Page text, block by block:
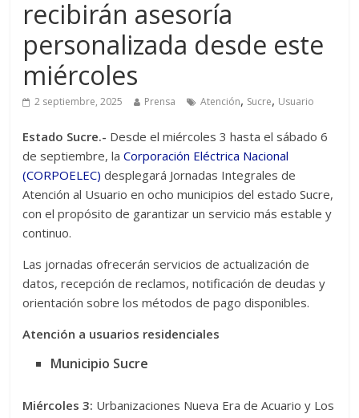
recibirán asesoría
personalizada desde este
miércoles
2 septiembre, 2025 Prensa Atención, Sucre, Usuario
Estado Sucre.- Desde el miércoles 3 hasta el sábado 6
de septiembre, laCorporación Eléctrica Nacional
(CORPOELEC)desplegará Jornadas Integrales de
Atención al Usuario en ocho municipios del estado Sucre,
con el propósito de garantizar un servicio más estable y
continuo.
Las jornadas ofrecerán servicios de actualización de
datos, recepción de reclamos, notificación de deudas y
orientación sobre los métodos de pago disponibles.
Atención a usuarios residenciales
Municipio Sucre
Miércoles 3: Urbanizaciones Nueva Era de Acuario y Los